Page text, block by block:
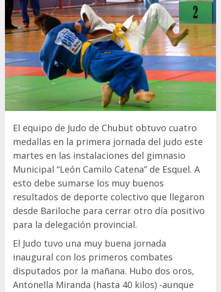
El equipo de Judo de Chubut obtuvo cuatro
medallas en la primera jornada del judo este
martes en las instalaciones del gimnasio
Municipal “León Camilo Catena” de Esquel. A
esto debe sumarse los muy buenos
resultados de deporte colectivo que llegaron
desde Bariloche para cerrar otro día positivo
para la delegación provincial.
El Judo tuvo una muy buena jornada
inaugural con los primeros combates
disputados por la mañana. Hubo dos oros,
Antonella Miranda (hasta 40 kilos) -aunque